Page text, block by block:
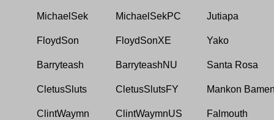
MichaelSek MichaelSekPC Jutiapa
FloydSon FloydSonXE Yako
Barryteash BarryteashNU Santa Rosa
CletusSluts CletusSlutsFY Mankon
ClintWaymn ClintWaymnUS Falmouth